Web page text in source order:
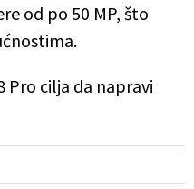
od po 50 MP, što
Pro cilja da napravi